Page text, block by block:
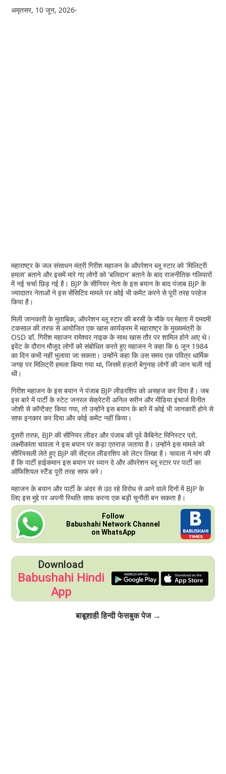
अमृतसर, 10 जून, 2026-
महाराष्ट्र के जल संसाधन मंत्री गिरीश महाजन के ऑपरेशन ब्लू स्टार को 'मिलिट्री
हमला' बताने और इसमें मारे गए लोगों को 'बलिदान' बताने के बाद राजनीतिक गलियारों
में नई चर्चा छिड़ गई है। BJP के सीनियर नेता के इस बयान के बाद पंजाब BJP के
ज्यादातर नेताओं ने इस सेंसिटिव मामले पर कोई भी कमेंट करने से पूरी तरह परहेज
किया है।
मिली जानकारी के मुताबिक, ऑपरेशन ब्लू स्टार की बरसी के मौके पर मेहता में दमदमी
टकसाल की तरफ से आयोजित एक खास कार्यक्रम में महाराष्ट्र के मुख्यमंत्री के
OSD डॉ. गिरीश महाजन रामेश्वर नाइक के साथ खास तौर पर शामिल होने आए थे।
इवेंट के दौरान मौजूद लोगों को संबोधित करते हुए महाजन ने कहा कि 6 जून 1984
का दिन कभी नहीं भुलाया जा सकता। उन्होंने कहा कि उस समय एक पवित्र धार्मिक
जगह पर मिलिट्री हमला किया गया था, जिसमें हज़ारों बेगुनाह लोगों की जान चली गई
थी।
गिरीश महाजन के इस बयान ने पंजाब BJP लीडरशिप को असहज कर दिया है। जब
इस बारे में पार्टी के स्टेट जनरल सेक्रेटरी अनिल सरीन और मीडिया इंचार्ज विनीत
जोशी से कॉन्टैक्ट किया गया, तो उन्होंने इस बयान के बारे में कोई भी जानकारी होने से
साफ इनकार कर दिया और कोई कमेंट नहीं किया।
दूसरी तरफ, BJP की सीनियर लीडर और पंजाब की पूर्व कैबिनेट मिनिस्टर प्रो.
लक्ष्मीकांता चावला ने इस बयान पर कड़ा एतराज़ जताया है। उन्होंने इस मामले को
सीरियसली लेते हुए BJP की सेंट्रल लीडरशिप को लेटर लिखा है। चावला ने मांग की
है कि पार्टी हाईकमान इस बयान पर ध्यान दे और ऑपरेशन ब्लू स्टार पर पार्टी का
ऑफिशियल स्टैंड पूरी तरह साफ करे।
महाजन के बयान और पार्टी के अंदर से उठ रहे विरोध से आने वाले दिनों में BJP के
लिए इस मुद्दे पर अपनी स्थिति साफ करना एक बड़ी चुनौती बन सकता है।
Follow
Babushahi Network Channel
on WhatsApp
Download
Babushahi Hindi
App
बाबूशाही हिन्दी फेसबुक पेज →